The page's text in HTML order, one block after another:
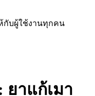
กับผู้ใช้งานทุกคน
ยาแก้เมา